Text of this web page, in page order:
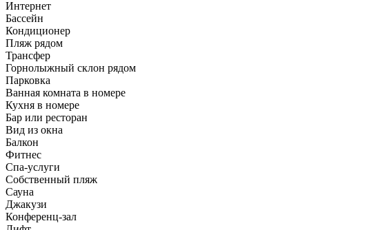
Интернет
Бассейн
Кондиционер
Пляж рядом
Трансфер
Горнолыжный склон рядом
Парковка
Ванная комната в номере
Кухня в номере
Бар или ресторан
Вид из окна
Балкон
Фитнес
Спа-услуги
Собственный пляж
Сауна
Джакузи
Конференц-зал